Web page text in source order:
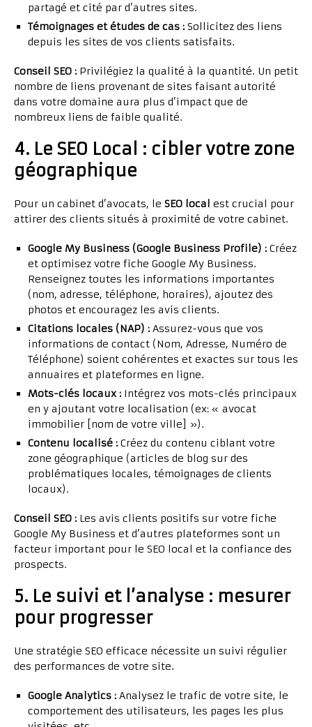
partagé et cité par d’autres sites.
Témoignages et études de cas : Sollicitez des liens
depuis les sites de vos clients satisfaits.
Conseil SEO : Privilégiez la qualité à la quantité. Un petit
nombre de liens provenant de sites faisant autorité
dans votre domaine aura plus d’impact que de
nombreux liens de faible qualité.
4. Le SEO Local : cibler votre zone
géographique
Pour un cabinet d’avocats, le SEO local est crucial pour
attirer des clients situés à proximité de votre cabinet.
Google My Business (Google Business Profile) : Créez
et optimisez votre fiche Google My Business.
Renseignez toutes les informations importantes
(nom, adresse, téléphone, horaires), ajoutez des
photos et encouragez les avis clients.
Citations locales (NAP) : Assurez-vous que vos
informations de contact (Nom, Adresse, Numéro de
Téléphone) soient cohérentes et exactes sur tous les
annuaires et plateformes en ligne.
Mots-clés locaux : Intégrez vos mots-clés principaux
en y ajoutant votre localisation (ex: « avocat
immobilier [nom de votre ville] »).
Contenu localisé : Créez du contenu ciblant votre
zone géographique (articles de blog sur des
problématiques locales, témoignages de clients
locaux).
Conseil SEO : Les avis clients positifs sur votre fiche
Google My Business et d’autres plateformes sont un
facteur important pour le SEO local et la confiance des
prospects.
5. Le suivi et l’analyse : mesurer
pour progresser
Une stratégie SEO efficace nécessite un suivi régulier
des performances de votre site.
Google Analytics : Analysez le trafic de votre site, le
comportement des utilisateurs, les pages les plus